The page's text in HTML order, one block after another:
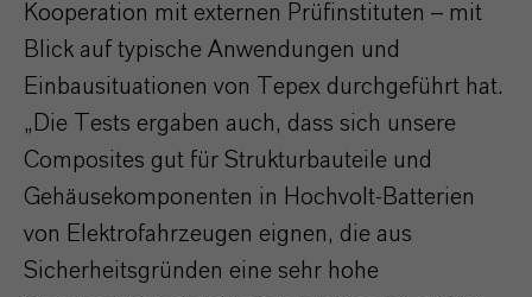
Kooperation mit externen Prüfinstituten – mit
Blick auf typische Anwendungen und
Einbausituationen von Tepex durchgeführt hat.
„Die Tests ergaben auch, dass sich unsere
Composites gut für Strukturbauteile und
Gehäusekomponenten in Hochvolt-Batterien
von Elektrofahrzeugen eignen, die aus
Sicherheitsgründen eine sehr hohe